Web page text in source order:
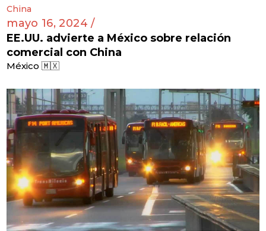
mayo 16, 2024 /
EE.UU. advierte a México sobre relación
comercial con China
México 🇲🇽